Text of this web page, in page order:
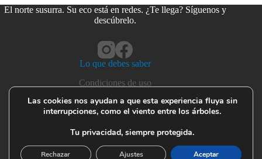
El norte susurra. Su eco está en redes. ¿Te llega? Síguenos y
descúbrelo.
Lo que debes saber
Condiciones de uso
Devoluciones y garantías
Cuidado de tus prendas
Las cookies nos ayudan a que esta experiencia fluya sin
interrupciones, como el viento entre los árboles.
Tu privacidad, siempre protegida.
Aceptar
Rechazar Ajustes